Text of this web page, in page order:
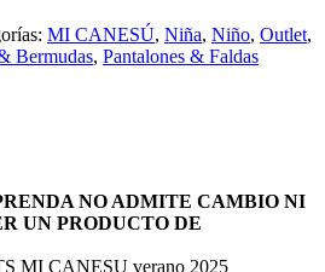
MI CANESÚ, Niña, Niño, Outlet,
Bermudas, Pantalones & Faldas
NO ADMITE CAMBIO NI
UN PRODUCTO DE
MI CANESU verano 2025